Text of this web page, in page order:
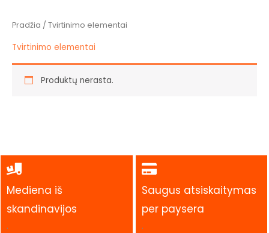
Pradžia / Tvirtinimo elementai
Tvirtinimo elementai
Produktų nerasta.
Mediena iš
skandinavijos
.
Saugus atsiskaitymas
per paysera
.